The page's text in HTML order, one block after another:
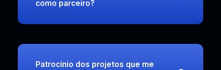
como parceiro?
Patrocínio dos projetos que me